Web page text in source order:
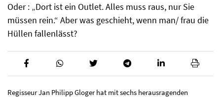
Oder : „Dort ist ein Outlet. Alles muss raus, nur Sie
müssen rein.“ Aber was geschieht, wenn man/ frau die
Hüllen fallenlässt?
Regisseur Jan Philipp Gloger hat mit sechs herausragenden